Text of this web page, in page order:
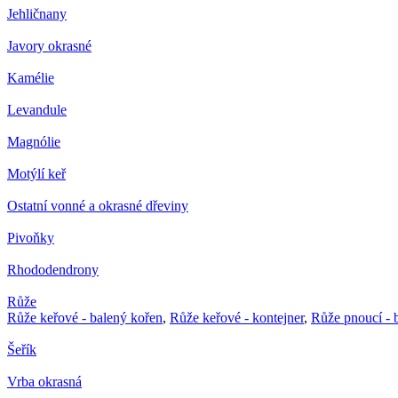
Jehličnany
Javory okrasné
Kamélie
Levandule
Magnólie
Motýlí keř
Ostatní vonné a okrasné dřeviny
Pivoňky
Rhododendrony
Růže
Růže keřové - balený kořen, Růže keřové - kontejner, Růže pnoucí -
Šeřík
Vrba okrasná